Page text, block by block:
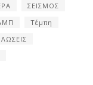
ΣΕΙΣΜΟΣ
Τέμπη